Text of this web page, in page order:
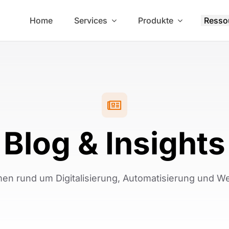
Home Services Produkte
Blog & Insights
rund um Digitalisierung, Automatisierung und